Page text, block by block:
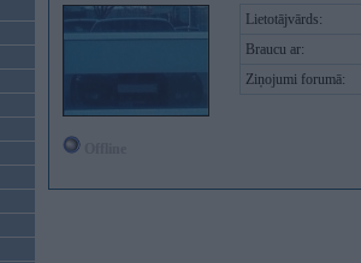
Lietotājvārds:
Braucu ar:
Ziņojumi forumā: